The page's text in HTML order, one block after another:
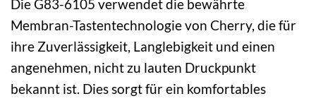
Die G83-6105 verwendet die bewährte
Membran-Tastentechnologie von Cherry, die für
ihre Zuverlässigkeit, Langlebigkeit und einen
angenehmen, nicht zu lauten Druckpunkt
bekannt ist. Dies sorgt für ein komfortables